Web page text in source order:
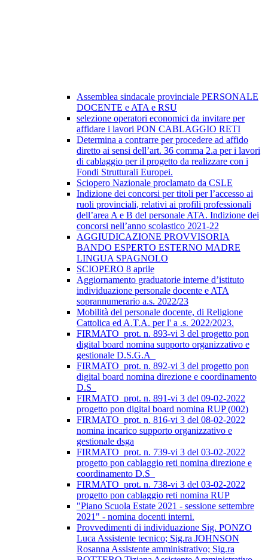
Assemblea sindacale provinciale PERSONALE
DOCENTE e ATA e RSU
selezione operatori economici da invitare per
affidare i lavori PON CABLAGGIO RETI
Determina a contrarre per procedere ad affido
diretto ai sensi dell’art. 36 comma 2.a per i lavori
di cablaggio per il progetto da realizzare con i
Fondi Strutturali Europei.
Sciopero Nazionale proclamato da CSLE
Indizione dei concorsi per titoli per l’accesso ai
ruoli provinciali, relativi ai profili professionali
dell’area A e B del personale ATA. Indizione dei
concorsi nell’anno scolastico 2021-22
AGGIUDICAZIONE PROVVISORIA
BANDO ESPERTO ESTERNO MADRE
LINGUA SPAGNOLO
SCIOPERO 8 aprile
Aggiornamento graduatorie interne d’istituto
individuazione personale docente e ATA
soprannumerario a.s. 2022/23
Mobilità del personale docente, di Religione
Cattolica ed A.T.A. per l' a .s. 2022/2023.
FIRMATO_prot. n. 893-vi 3 del progetto pon
digital board nomina supporto organizzativo e
gestionale D.S.G.A_
FIRMATO_prot. n. 892-vi 3 del progetto pon
digital board nomina direzione e coordinamento
D.S_
FIRMATO_prot. n. 891-vi 3 del 09-02-2022
progetto pon digital board nomina RUP (002)
FIRMATO_prot. n. 816-vi 3 del 08-02-2022
nomina incarico supporto organizzativo e
gestionale dsga
FIRMATO_prot. n. 739-vi 3 del 03-02-2022
progetto pon cablaggio reti nomina direzione e
coordinamento D.S_
FIRMATO_prot. n. 738-vi 3 del 03-02-2022
progetto pon cablaggio reti nomina RUP
"Piano Scuola Estate 2021 - sessione settembre
2021" - nomina docenti interni.
Provvedimenti di individuazione Sig. PONZO
Luca Assistente tecnico; Sig.ra JOHNSON
Rosanna Assistente amministrativo; Sig.ra